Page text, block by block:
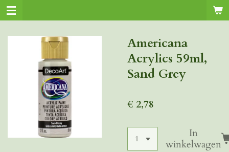
Ga
direct
hoofdinhoud
Americana
Acrylics 59ml,
Sand Grey
€ 2,78
In
winkelwagen